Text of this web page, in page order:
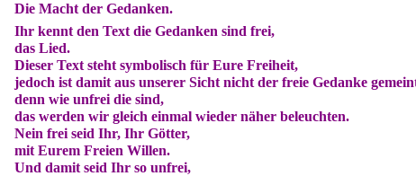
Die Macht der Gedanken.
Ihr kennt den Text die Gedanken sind frei,
das Lied.
Dieser Text steht symbolisch für Eure Freiheit,
jedoch ist damit aus unserer Sicht nicht der freie Gedanke
denn wie unfrei die sind,
das werden wir gleich einmal wieder näher beleuchten.
Nein frei seid Ihr, Ihr Götter,
mit Eurem Freien Willen.
Und damit seid Ihr so unfrei,